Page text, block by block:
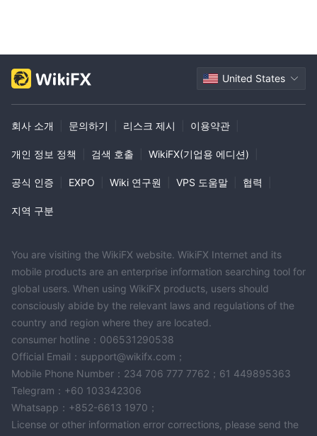
United States
회사 소개 문의하기 리스크 제시 이용약관
개인 정보 정책 검색 호출 WikiFX(기업용 에디션)
공식 인증 EXPO Wiki 연구원 VPS 도움말 협력
지역 구분
You are visiting the WikiFX website. WikiFX Internet and its
mobile products are an enterprise information searching tool for
global users. When using WikiFX products, users should
consciously abide by the relevant laws and regulations of the
country and region where they are located.
consumer hotline：006531290538
Official Email：support@wikifx.com；
Mobile Phone Number：234 706 777 7762；61 449895363
Telegram：+60 103342306
Whatsapp：+852-6613 1970；
License or other information error corrections, please send the